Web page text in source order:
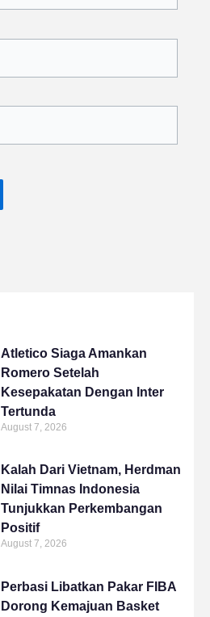
Atletico Siaga Amankan
Romero Setelah
Kesepakatan Dengan Inter
Tertunda
August 7, 2026
Kalah Dari Vietnam, Herdman
Nilai Timnas Indonesia
Tunjukkan Perkembangan
Positif
August 7, 2026
Perbasi Libatkan Pakar FIBA
Dorong Kemajuan Basket